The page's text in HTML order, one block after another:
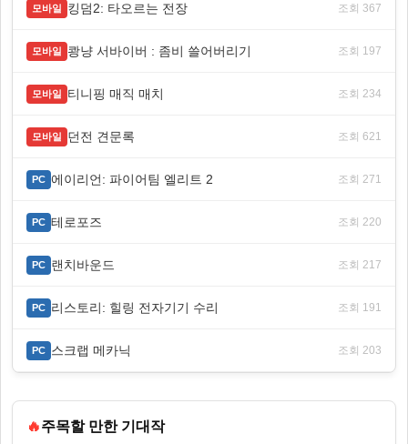
모바일 킹덤2: 타오르는 전장 조회 367
모바일 쾅냥 서바이버 : 좀비 쓸어버리기 조회 197
모바일 티니핑 매직 매치 조회 234
모바일 던전 견문록 조회 621
PC 에이리언: 파이어팀 엘리트 2 조회 271
PC 테로포즈 조회 220
PC 랜치바운드 조회 217
PC 리스토리: 힐링 전자기기 수리 조회 191
PC 스크랩 메카닉 조회 203
🔥주목할 만한 기대작